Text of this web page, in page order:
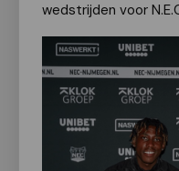
wedstrijden voor